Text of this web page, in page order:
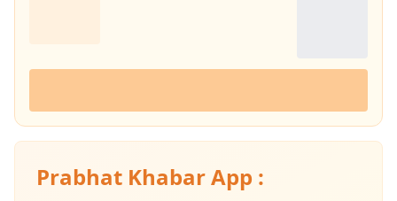
Prabhat Khabar App :